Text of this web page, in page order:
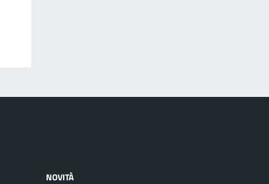
NOVITÀ